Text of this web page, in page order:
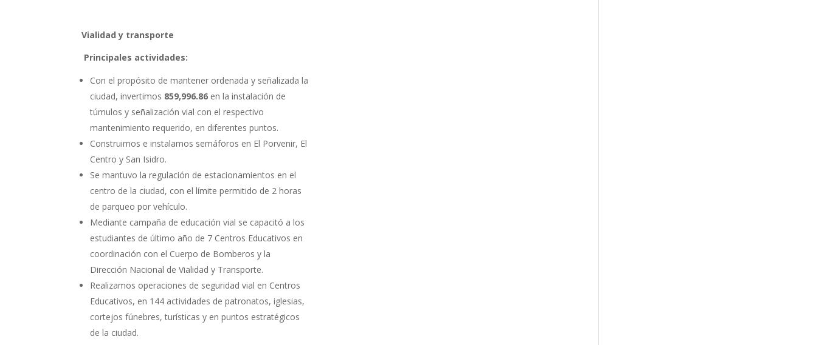
Vialidad y transporte
Principales actividades:
Con el propósito de mantener ordenada y señalizada la
ciudad, invertimos 859,996.86 en la instalación de
túmulos y señalización vial con el respectivo
mantenimiento requerido, en diferentes puntos.
Construimos e instalamos semáforos en El Porvenir, El
Centro y San Isidro.
Se mantuvo la regulación de estacionamientos en el
centro de la ciudad, con el límite permitido de 2 horas
de parqueo por vehículo.
Mediante campaña de educación vial se capacitó a los
estudiantes de último año de 7 Centros Educativos en
coordinación con el Cuerpo de Bomberos y la
Dirección Nacional de Vialidad y Transporte.
Realizamos operaciones de seguridad vial en Centros
Educativos, en 144 actividades de patronatos, iglesias,
cortejos fúnebres, turísticas y en puntos estratégicos
de la ciudad.